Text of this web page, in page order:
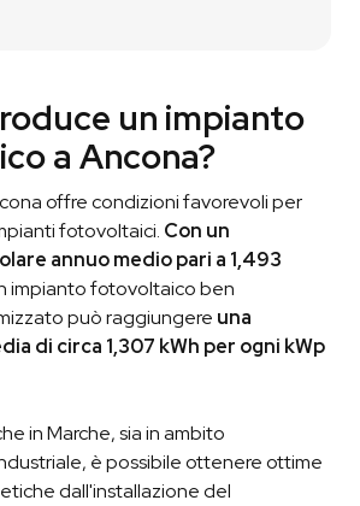
un impianto
a Ancona?
offre condizioni favorevoli per
fotovoltaici. Con un
annuo medio pari a 1,493
impianto fotovoltaico ben
può raggiungere una
di circa 1,307 kWh per ogni kWp
in Marche, sia in ambito
è possibile ottenere ottime
dall'installazione del